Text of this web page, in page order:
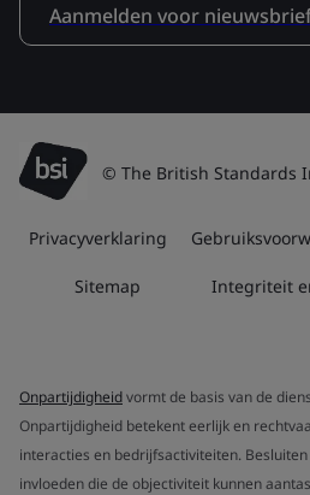
Aanmelden voor
© The British Standards
Privacyverklaring
Sitemap Integriteit
Onpartijdigheidvormt de basis van de
Onpartijdigheid betekent eerlijk en
interacties en bedrijfsactiviteiten.
invloeden die de objectiviteit kunnen